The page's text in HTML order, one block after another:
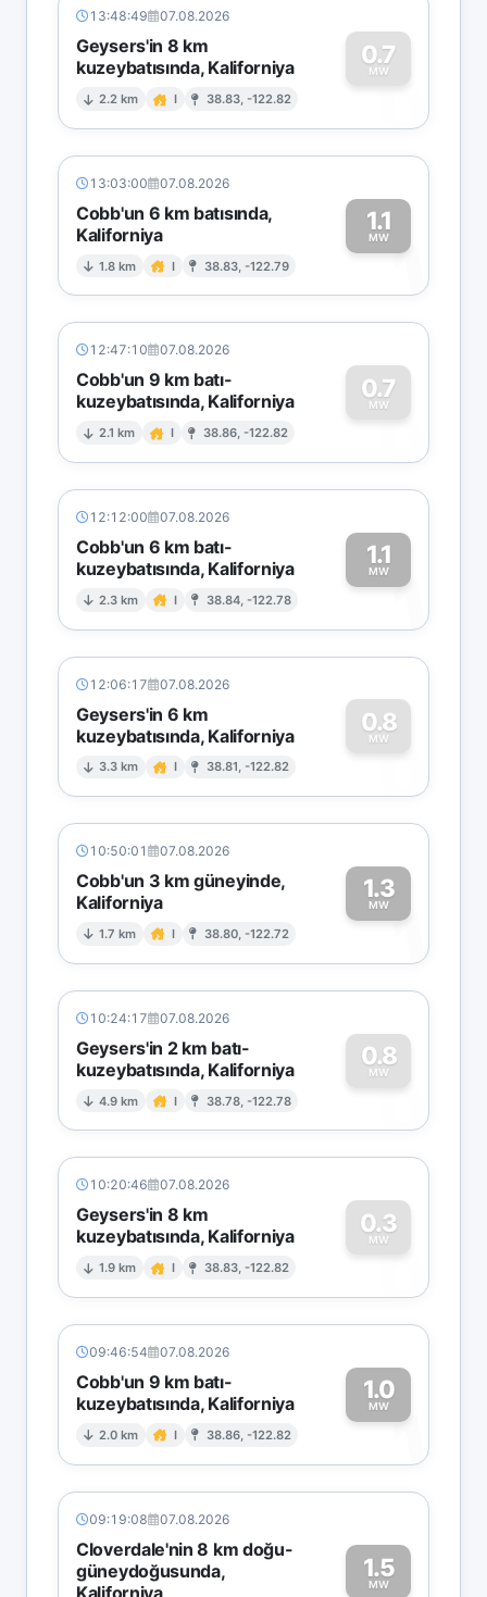
13:48:49 07.08.2026
Geysers'in 8 km
kuzeybatısında, Kaliforniya
2.2 km I 38.83, -122.82
0.7
MW
0
13:03:00 07.08.2026
Cobb'un 6 km batısında,
Kaliforniya
1.8 km I 38.83, -122.79
1.1
MW1
12:47:10 07.08.2026
Cobb'un 9 km batı-
kuzeybatısında, Kaliforniya
2.1 km I 38.86, -122.82
0.7
MW
0
12:12:00 07.08.2026
Cobb'un 6 km batı-
kuzeybatısında, Kaliforniya
2.3 km I 38.84, -122.78
1.1
MW1
12:06:17 07.08.2026
Geysers'in 6 km
kuzeybatısında, Kaliforniya
3.3 km I 38.81, -122.82
0.8
MW
0
10:50:01 07.08.2026
Cobb'un 3 km güneyinde,
Kaliforniya
1.7 km I 38.80, -122.72
1.3
MW1
10:24:17 07.08.2026
Geysers'in 2 km batı-
kuzeybatısında, Kaliforniya
4.9 km I 38.78, -122.78
0.8
MW
0
10:20:46 07.08.2026
Geysers'in 8 km
kuzeybatısında, Kaliforniya
1.9 km I 38.83, -122.82
0.3
MW
0
09:46:54 07.08.2026
Cobb'un 9 km batı-
kuzeybatısında, Kaliforniya
2.0 km I 38.86, -122.82
1.0
MW1
09:19:08 07.08.2026
Cloverdale'nin 8 km doğu-
güneydoğusunda,
Kaliforniya
1.5
MW